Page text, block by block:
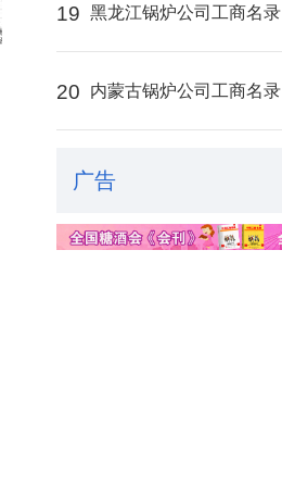
19 黑龙江锅炉公司工商名录
20 内蒙古锅炉公司工商名录
广告